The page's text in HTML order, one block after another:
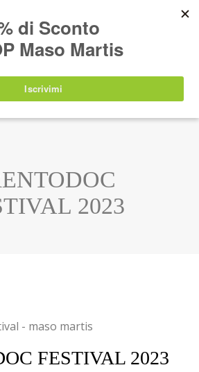
IT EN DE SHOP
2023
FESTIVAL 2023
a partire da
agosto 2026.